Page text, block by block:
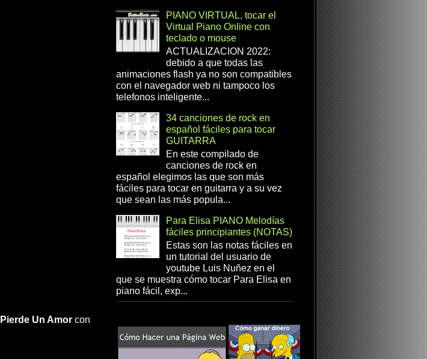
Un Amor con
PIANO VIRTUAL, tocar el
Virtual Piano Online con
teclado o mouse
ACTUALIZACION 2022:
debido a que todas las
animaciones flash ya no son compatibles
con el navegador web ni tampoco los
telefonos inteligente...
34 canciones de rock en
español fáciles para tocar
GUITARRA
En este compilado de
canciones de rock en
español elegimos las que son más
fáciles para tocar en guitarra y a su vez
que sean las más popula...
Para Elisa PIANO Melodías
fáciles principiantes (NOTAS)
Estas son las notas fáciles en
un tutorial del usuario de
youtube Luis Nuñez en el
que se muestra cómo tocar Para Elisa en
piano fácil, exp...